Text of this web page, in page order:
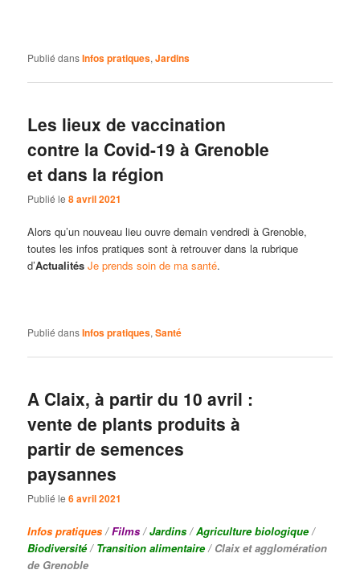
Publié dansInfos pratiques,Jardins
Les lieux de vaccination
contre la Covid-19 à Grenoble
et dans la région
Publié le8 avril 2021
Alors qu’un nouveau lieu ouvre demain vendredi à Grenoble,
toutes les infos pratiques sont à retrouver dans la rubrique
d’Actualités Je prends soin de ma santé.
Publié dansInfos pratiques,Santé
A Claix, à partir du 10 avril :
vente de plants produits à
partir de semences
paysannes
Publié le6 avril 2021
Infos pratiques /Films / Jardins/ Agriculture biologique /
Biodiversité / Transition alimentaire / Claix et agglomération
de Grenoble